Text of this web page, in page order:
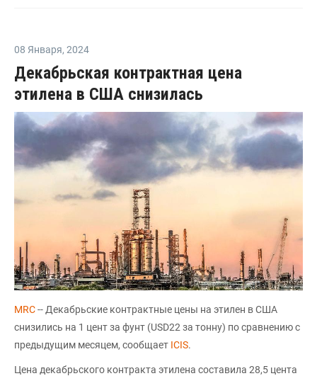
08 Января, 2024
Декабрьская контрактная цена
этилена в США снизилась
MRC-- Декабрьские контрактные цены на этилен в США
снизились на 1 цент за фунт (USD22 за тонну) по сравнению с
предыдущим месяцем, сообщает ICIS.
Цена декабрьского контракта этилена составила 28,5 цента